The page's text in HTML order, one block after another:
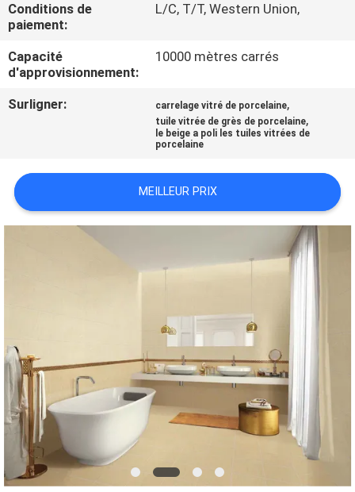
CONTRÔLE
DE
LA
QUALITÉ
CONTACTER
DEMANDEZ
DU
SITE
POLITIQUE
DE
CONFIDENTIALITÉ
Conditions de
paiement:
L/C, T/T, Western Union,
Capacité
d'approvisionnement:
10000 mètres carrés
Surligner: carrelage vitré de porcelaine,
tuile vitrée de grès de porcelaine,
le beige a poli les tuiles vitrées de
porcelaine
MEILLEUR PRIX